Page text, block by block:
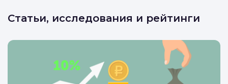
Статьи, исследования и рейтинги